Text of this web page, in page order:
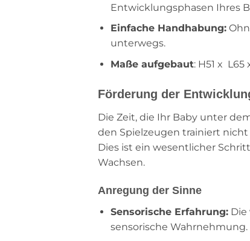
Entwicklungsphasen Ihres
Einfache Handhabung:
unterwegs.
Maße aufgebaut: H51 x L65
Förderung der
Die Zeit, die Ihr Baby unter
den Spielzeugen trainiert
Dies ist ein wesentlicher
Wachsen.
Anregung der Sinne
Sensorische Erfahrung:Die
sensorische Wahrnehmung.